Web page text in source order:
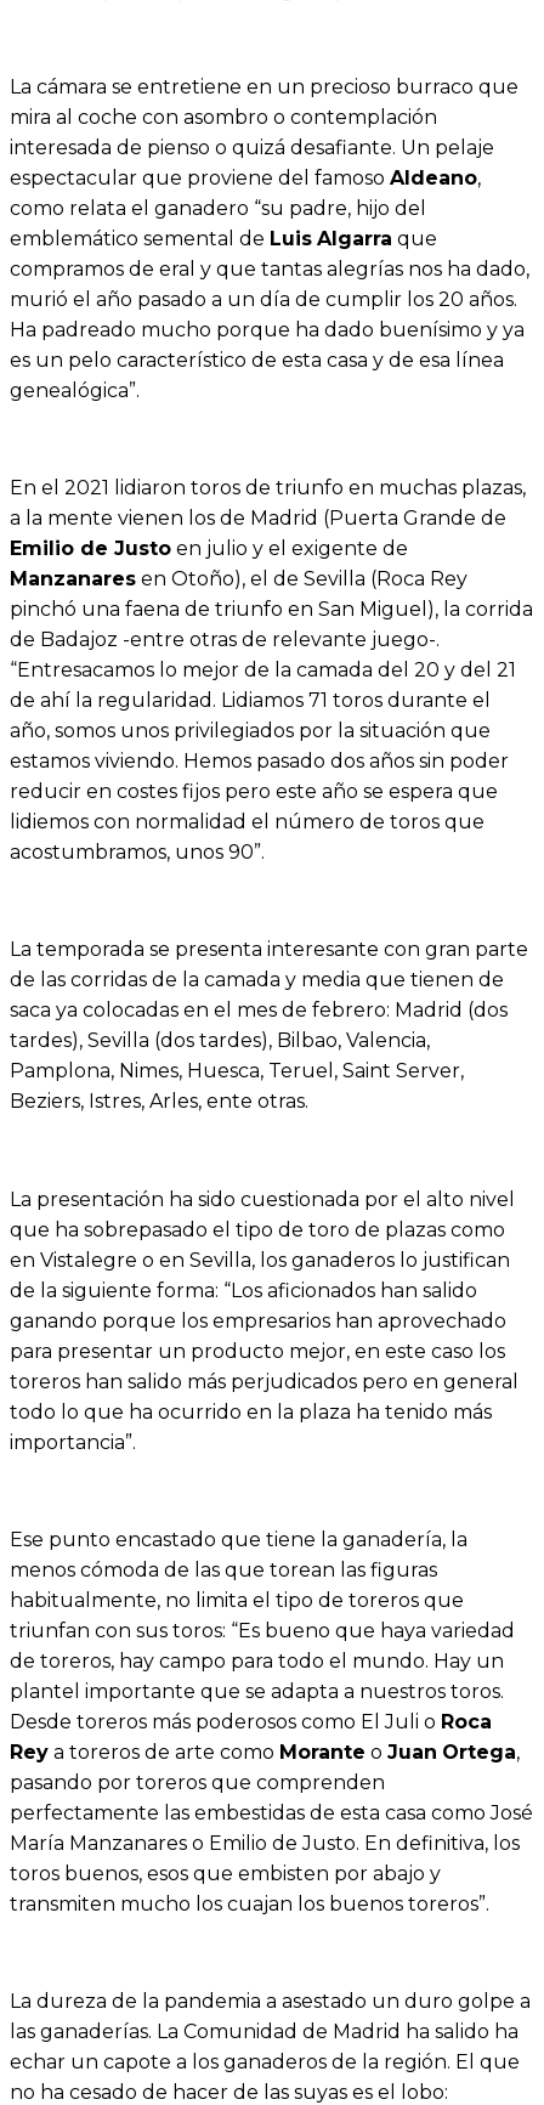
La cámara se entretiene en un precioso burraco que
mira al coche con asombro o contemplación
interesada de pienso o quizá desafiante. Un pelaje
espectacular que proviene del famoso Aldeano,
como relata el ganadero “su padre, hijo del
emblemático semental de Luis Algarra que
compramos de eral y que tantas alegrías nos ha dado,
murió el año pasado a un día de cumplir los 20 años.
Ha padreado mucho porque ha dado buenísimo y ya
es un pelo característico de esta casa y de esa línea
genealógica”.
En el 2021 lidiaron toros de triunfo en muchas plazas,
a la mente vienen los de Madrid (Puerta Grande de
Emilio de Justo en julio y el exigente de
Manzanares en Otoño), el de Sevilla (Roca Rey
pinchó una faena de triunfo en San Miguel), la corrida
de Badajoz -entre otras de relevante juego-.
“Entresacamos lo mejor de la camada del 20 y del 21
de ahí la regularidad. Lidiamos 71 toros durante el
año, somos unos privilegiados por la situación que
estamos viviendo. Hemos pasado dos años sin poder
reducir en costes fijos pero este año se espera que
lidiemos con normalidad el número de toros que
acostumbramos, unos 90”.
La temporada se presenta interesante con gran parte
de las corridas de la camada y media que tienen de
saca ya colocadas en el mes de febrero: Madrid (dos
tardes), Sevilla (dos tardes), Bilbao, Valencia,
Pamplona, Nimes, Huesca, Teruel, Saint Server,
Beziers, Istres, Arles, ente otras.
La presentación ha sido cuestionada por el alto nivel
que ha sobrepasado el tipo de toro de plazas como
en Vistalegre o en Sevilla, los ganaderos lo justifican
de la siguiente forma: “Los aficionados han salido
ganando porque los empresarios han aprovechado
para presentar un producto mejor, en este caso los
toreros han salido más perjudicados pero en general
todo lo que ha ocurrido en la plaza ha tenido más
importancia”.
Ese punto encastado que tiene la ganadería, la
menos cómoda de las que torean las figuras
habitualmente, no limita el tipo de toreros que
triunfan con sus toros: “Es bueno que haya variedad
de toreros, hay campo para todo el mundo. Hay un
plantel importante que se adapta a nuestros toros.
Desde toreros más poderosos como El Juli o Roca
Rey a toreros de arte como Morante o Juan Ortega,
pasando por toreros que comprenden
perfectamente las embestidas de esta casa como José
María Manzanares o Emilio de Justo. En definitiva, los
toros buenos, esos que embisten por abajo y
transmiten mucho los cuajan los buenos toreros”.
La dureza de la pandemia a asestado un duro golpe a
las ganaderías. La Comunidad de Madrid ha salido ha
echar un capote a los ganaderos de la región. El que
no ha cesado de hacer de las suyas es el lobo: